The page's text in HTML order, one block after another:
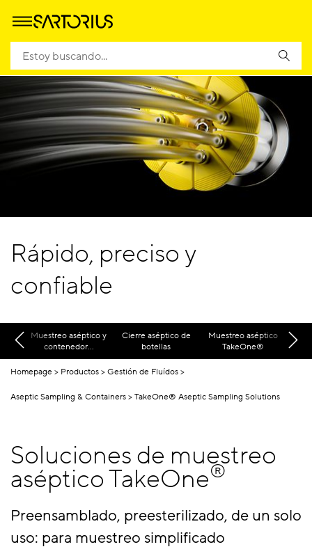
Rápido, preciso y
confiable
Muestreo aséptico y
contenedor...
Cierre aséptico de
botellas
Muestreo aséptico
TakeOne®
Homepage Productos Gestión de Fluídos
Aseptic Sampling & Containers TakeOne® Aseptic Sampling Solutions
Soluciones de muestreo
aséptico TakeOne®
Preensamblado, preesterilizado, de un solo
uso: para muestreo simplificado